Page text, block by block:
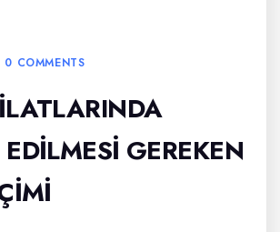
0 COMMENTS
GEREKEN